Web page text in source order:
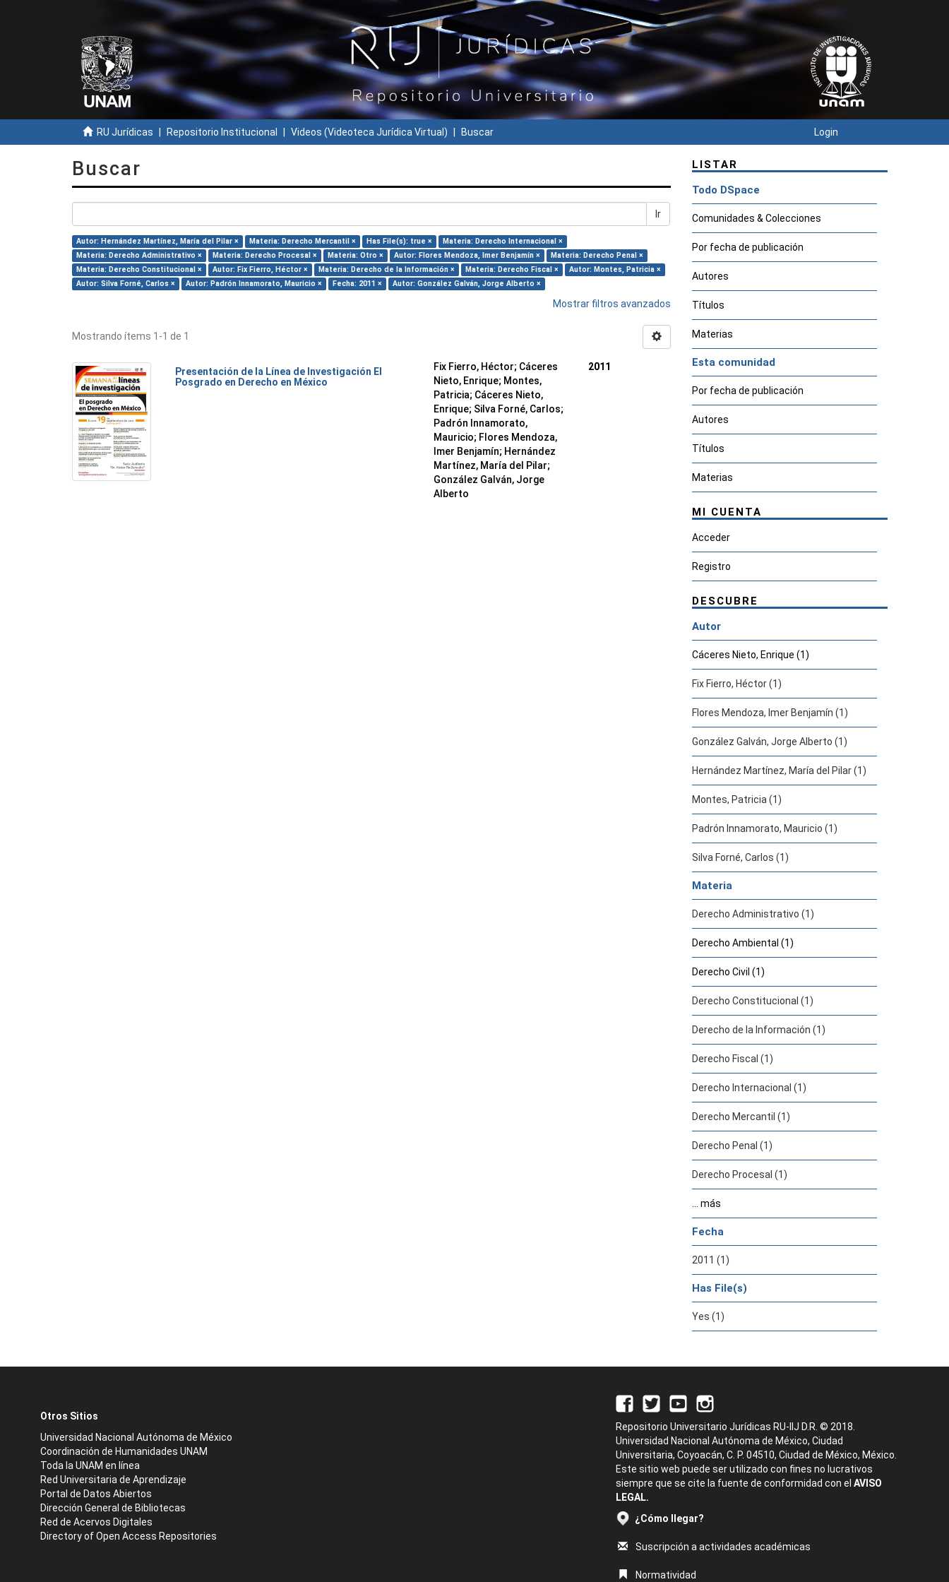
RU Jurídicas Repositorio Institucional Videos (Videoteca Jurídica Virtual) Buscar Login
Buscar
Ir
Autor: Hernández Martínez, María del Pilar × Materia: Derecho Mercantil × Has File(s): true ×
Materia: Derecho Internacional ×
Materia: Derecho Administrativo ×
Materia: Derecho Procesal × Materia: Otro × Autor: Flores Mendoza, Imer Benjamín ×
Materia: Derecho Penal ×
Materia: Derecho Constitucional ×
Autor: Fix Fierro, Héctor × Materia: Derecho de la Información × Materia: Derecho Fiscal ×
Autor: Montes, Patricia ×
Autor: Silva Forné, Carlos ×
Autor: Padrón Innamorato, Mauricio × Fecha: 2011 × Autor: González Galván, Jorge Alberto ×
Mostrar filtros avanzados
Mostrando ítems 1-1 de 1
Presentación de la Línea de Investigación El
Posgrado en Derecho en México
Fix Fierro, Héctor; Cáceres
Nieto, Enrique; Montes,
Patricia; Cáceres Nieto,
Enrique; Silva Forné, Carlos;
Padrón Innamorato,
Mauricio; Flores Mendoza,
Imer Benjamín; Hernández
Martínez, María del Pilar;
González Galván, Jorge
Alberto
2011
LISTAR
Todo DSpace
Comunidades & Colecciones
Por fecha de publicación
Autores
Títulos
Materias
Esta comunidad
Por fecha de publicación
Autores
Títulos
Materias
MI CUENTA
Acceder
Registro
DESCUBRE
Autor
Cáceres Nieto, Enrique (1)
Fix Fierro, Héctor (1)
Flores Mendoza, Imer Benjamín (1)
González Galván, Jorge Alberto (1)
Hernández Martínez, María del Pilar (1)
Montes, Patricia (1)
Padrón Innamorato, Mauricio (1)
Silva Forné, Carlos (1)
Materia
Derecho Administrativo (1)
Derecho Ambiental (1)
Derecho Civil (1)
Derecho Constitucional (1)
Derecho de la Información (1)
Derecho Fiscal (1)
Derecho Internacional (1)
Derecho Mercantil (1)
Derecho Penal (1)
Derecho Procesal (1)
... más
Fecha
2011 (1)
Has File(s)
Yes (1)
Otros Sitios
Universidad Nacional Autónoma de México
Coordinación de Humanidades UNAM
Toda la UNAM en línea
Red Universitaria de Aprendizaje
Portal de Datos Abiertos
Dirección General de Bibliotecas
Red de Acervos Digitales
Directory of Open Access Repositories
Repositorio Universitario Jurídicas RU-IIJ D.R. © 2018.
Universidad Nacional Autónoma de México, Ciudad
Universitaria, Coyoacán, C. P. 04510, Ciudad de México, México.
Este sitio web puede ser utilizado con fines no lucrativos
siempre que se cite la fuente de conformidad con el AVISO
LEGAL.
¿Cómo llegar?
Suscripción a actividades académicas
Normatividad